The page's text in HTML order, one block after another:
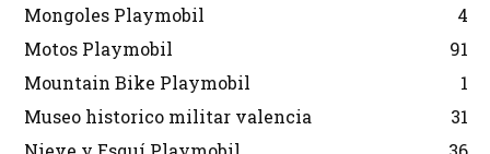
Mongoles Playmobil
4
Motos Playmobil
91
Mountain Bike Playmobil
1
Museo historico militar valencia
31